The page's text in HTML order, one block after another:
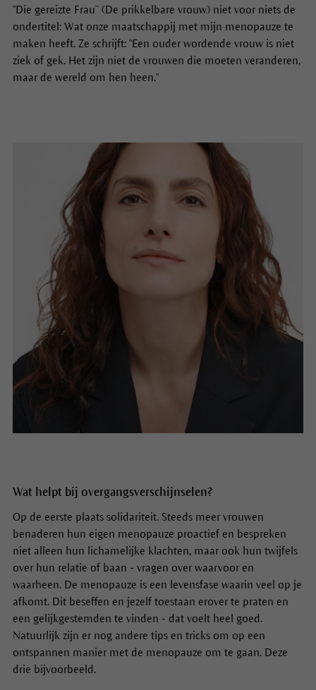
"Die gereizte Frau” (De prikkelbare vrouw) niet voor niets de
ondertitel: Wat onze maatschappij met mijn menopauze te
maken heeft. Ze schrijft: "Een ouder wordende vrouw is niet
ziek of gek. Het zijn niet de vrouwen die moeten veranderen,
maar de wereld om hen heen."
Wat helpt bij overgangsverschijnselen?
Op de eerste plaats solidariteit. Steeds meer vrouwen
benaderen hun eigen menopauze proactief en bespreken
niet alleen hun lichamelijke klachten, maar ook hun twijfels
over hun relatie of baan - vragen over waarvoor en
waarheen. De menopauze is een levensfase waarin veel op je
afkomt. Dit beseffen en jezelf toestaan erover te praten en
een gelijkgestemden te vinden - dat voelt heel goed.
Natuurlijk zijn er nog andere tips en tricks om op een
ontspannen manier met de menopauze om te gaan. Deze
drie bijvoorbeeld.